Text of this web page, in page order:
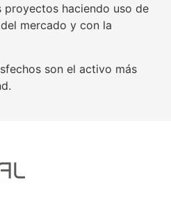
proyectos haciendo uso de
mercado y con la
son el activo más